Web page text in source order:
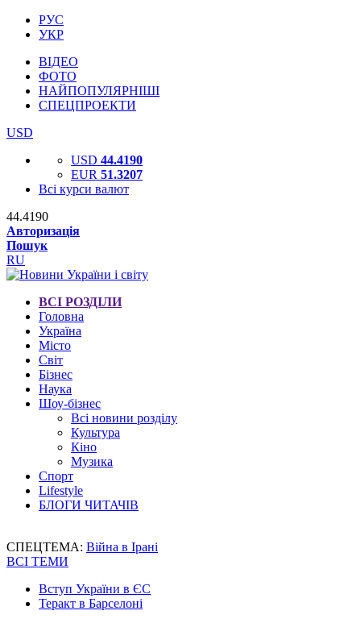
РУС
УКР
ВІДЕО
ФОТО
НАЙПОПУЛЯРНІШІ
СПЕЦПРОЕКТИ
USD
USD 44.4190
EUR 51.3207
Всі курси валют
44.4190
Авторизація
Пошук
RU
ВСІ РОЗДІЛИ
Головна
Україна
Місто
Світ
Бізнес
Наука
Шоу-бізнес
Всі новини розділу
Культура
Кіно
Музика
Спорт
Lifestyle
БЛОГИ ЧИТАЧІВ
СПЕЦТЕМА: Війна в Ірані
ВСІ ТЕМИ
Вступ України в ЄС
Теракт в Барселоні